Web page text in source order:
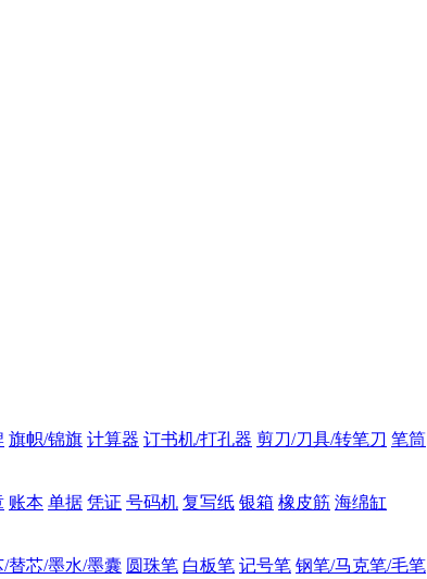
旗帜/锦旗 计算器 订书机/打孔器 剪刀/刀具/转笔刀 笔筒
账本 单据 凭证 号码机 复写纸 银箱 橡皮筋 海绵缸
/替芯/墨水/墨囊 圆珠笔 白板笔 记号笔 钢笔/马克笔/毛笔